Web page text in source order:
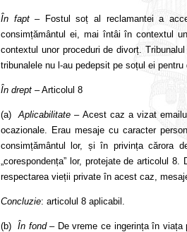
În fapt– Fostul soț al reclamantei a
consimțământul ei, mai întâi în contextul
contextul unor proceduri de divorț.
tribunalele nu l-au pedepsit pe soțul ei pentru
În drept – Articolul 8
(a)Aplicabilitate – Acest caz a vizat
ocazionale. Erau mesaje cu caracter
consimțământul lor, și în privința cărora
„corespondența” lor, protejate de articolul
respectarea vieții private în acest caz,
Concluzie: articolul 8 aplicabil.
(b)În fond– De vreme ce ingerința în viața